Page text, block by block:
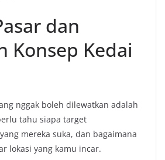
dan
Konsep Kedai
nggak boleh dilewatkan adalah
tahu siapa target
mereka suka, dan bagaimana
lokasi yang kamu incar.